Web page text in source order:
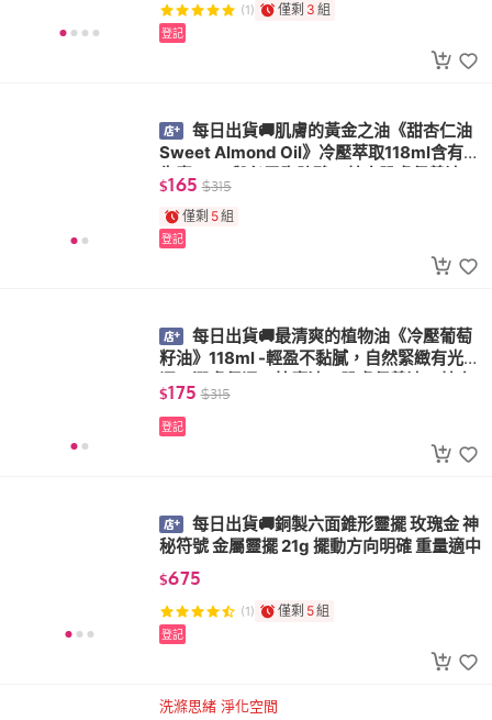
(1) 僅剩 3 組
登記
每日出貨🚚肌膚的黃金之油《甜杏仁油
Sweet Almond Oil》冷壓萃取118ml含有維
生素E、A與必需脂肪酸，基底肌膚保養油
$165 $315
僅剩 5組
登記
每日出貨🚚最清爽的植物油《冷壓葡萄
籽油》118ml -輕盈不黏膩，自然緊緻有光
澤、潤膚保濕、按摩油、肌膚保養油、基底
油
$175 $315
登記
每日出貨🚚銅製六面錐形靈擺 玫瑰金 神
秘符號 金屬靈擺 21g 擺動方向明確 重量適中
$675
(1) 僅剩 5組
登記
洗滌思緒 淨化空間